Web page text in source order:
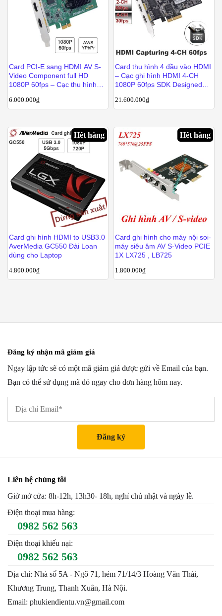
Card PCI-E sang HDMI AV S-
Video Component full HD
1080P 60fps – Cạc thu hình
AverMedia CL311-M2
6.000.000₫
Card thu hình 4 đầu vào HDMI
– Cạc ghi hình HDMI 4-CH
1080P 60fps SDK Designed
21.600.000₫
Hết hàng
Card ghi hình HDMI to USB3.0
AverMedia GC550 Đài Loan
dùng cho Laptop
4.800.000₫
Hết hàng
Card ghi hình cho máy nội soi-
máy siêu âm AV S-Video PCIE
1X LX725 , LB725
1.800.000₫
Đăng ký nhận mã giảm giá
Ngay lập tức sẽ có một mã giảm giá được gửi về Email của bạn.
Bạn có thể sử dụng mã đó ngay cho đơn hàng hôm nay.
Liên hệ chúng tôi
Giờ mở cửa: 8h-12h, 13h30- 18h, nghỉ chủ nhật và ngày lễ.
Điện thoại mua hàng:
0982 562 563
Điện thoại khiếu nại:
0982 562 563
Địa chỉ: Nhà số 5A - Ngõ 71, hẻm 71/14/3 Hoàng Văn Thái,
Khương Trung, Thanh Xuân, Hà Nội.
Email: phukiendientu.vn@gmail.com